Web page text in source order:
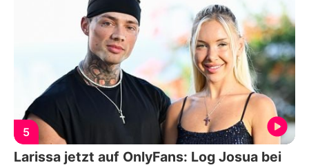
5
Larissa jetzt auf OnlyFans: Log Josua bei